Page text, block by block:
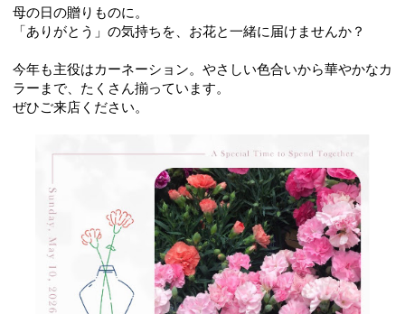
母の日の贈りものに。
「ありがとう」の気持ちを、お花と一緒に届けませんか？
今年も主役はカーネーション。やさしい色合いから華やかなカ
ラーまで、たくさん揃っています。
ぜひご来店ください。